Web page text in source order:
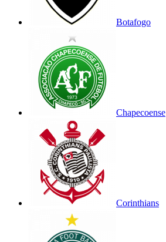
Botafogo
Chapecoense
Corinthians